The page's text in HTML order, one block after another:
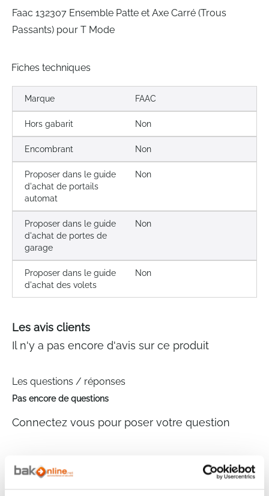
Faac 132307 Ensemble Patte et Axe Carré (Trous
Passants) pour T Mode
Fiches techniques
Marque FAAC
Hors gabarit Non
Encombrant Non
Proposer dans le guide
d'achat de portails
automat
Non
Proposer dans le guide
d'achat de portes de
garage
Non
Proposer dans le guide
d'achat des volets
Non
Les avis clients
Il n'y a pas encore d'avis sur ce produit
Les questions / réponses
Pas encore de questions
Connectez vous pour poser votre question